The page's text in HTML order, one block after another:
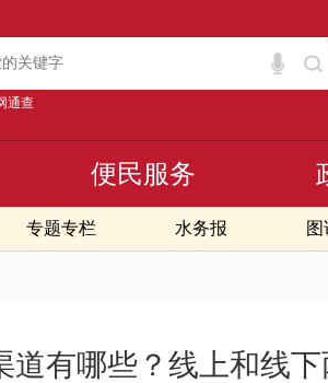
通查
便民服务
专题专栏 水务报
有哪些？线上和线